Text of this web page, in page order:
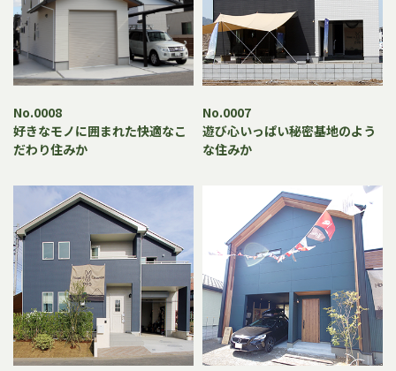
No.0008
好きなモノに囲まれた快適なこ
だわり住みか
No.0007
遊び心いっぱい秘密基地のよう
な住みか